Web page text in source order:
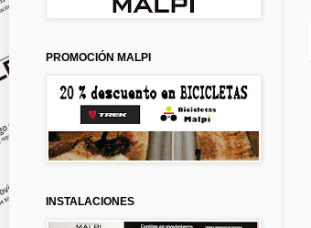
PROMOCIÓN MALPI
INSTALACIONES